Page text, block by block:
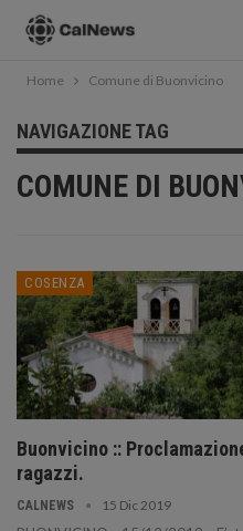
Home Comune di Buonvicino
NAVIGAZIONE TAG
COMUNE DI
COSENZA
Buonvicino ::
ragazzi.
CALNEWS 15 Dic 2019